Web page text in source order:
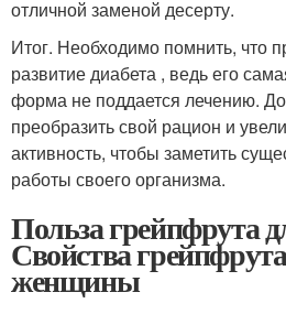
отличной заменой десерту.
Итог. Необходимо помнить, что
развитие диабета , ведь его
форма не поддается лечению.
преобразить свой рацион и
активность, чтобы заметить
работы своего организма.
Польза грейпфрута
Свойства
женщины